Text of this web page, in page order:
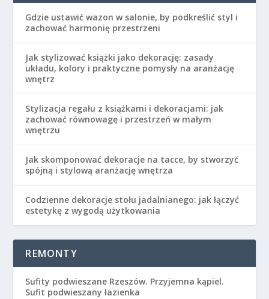
Gdzie ustawić wazon w salonie, by podkreślić styl i
zachować harmonię przestrzeni
Jak stylizować książki jako dekorację: zasady
układu, kolory i praktyczne pomysły na aranżację
wnętrz
Stylizacja regału z książkami i dekoracjami: jak
zachować równowagę i przestrzeń w małym
wnętrzu
Jak skomponować dekoracje na tacce, by stworzyć
spójną i stylową aranżację wnętrza
Codzienne dekoracje stołu jadalnianego: jak łączyć
estetykę z wygodą użytkowania
REMONTY
Sufity podwieszane Rzeszów. Przyjemna kąpiel.
Sufit podwieszany łazienka